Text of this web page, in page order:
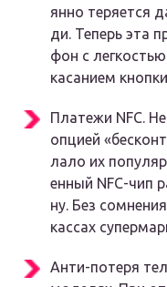
ян­но теря­ет­ся
ди. Теперь эта
фон с
каса­ни­ем
Пла­те­жи NFC.
опци­ей
ла­ло их
ен­ный NFC-чип
ну. Без
кас­сах
Анти-поте­ря